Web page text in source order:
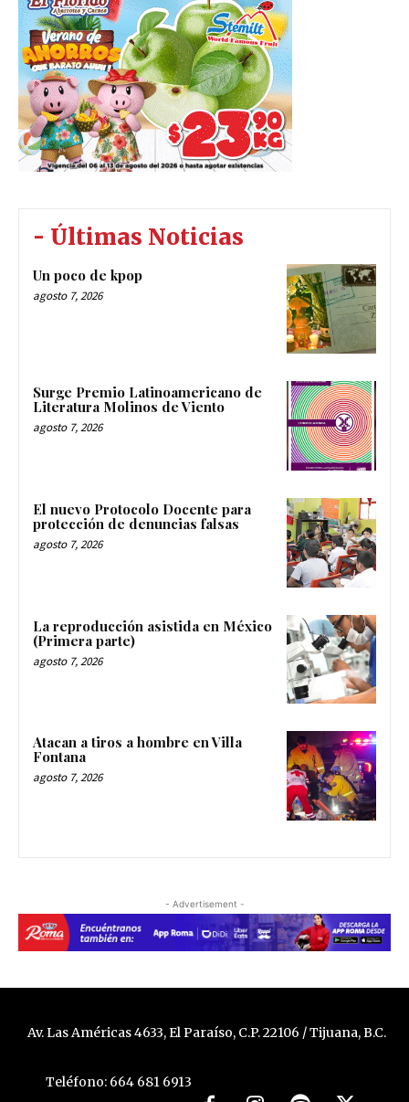
- Últimas Noticias
Un poco de kpop
agosto 7, 2026
Surge Premio Latinoamericano de
Literatura Molinos de Viento
agosto 7, 2026
El nuevo Protocolo Docente para
protección de denuncias falsas
agosto 7, 2026
La reproducción asistida en México
(Primera parte)
agosto 7, 2026
Atacan a tiros a hombre en Villa
Fontana
agosto 7, 2026
- Advertisement -
Av. Las Américas 4633, El Paraíso, C.P. 22106 / Tijuana, B.C.
Teléfono: 664 681 6913